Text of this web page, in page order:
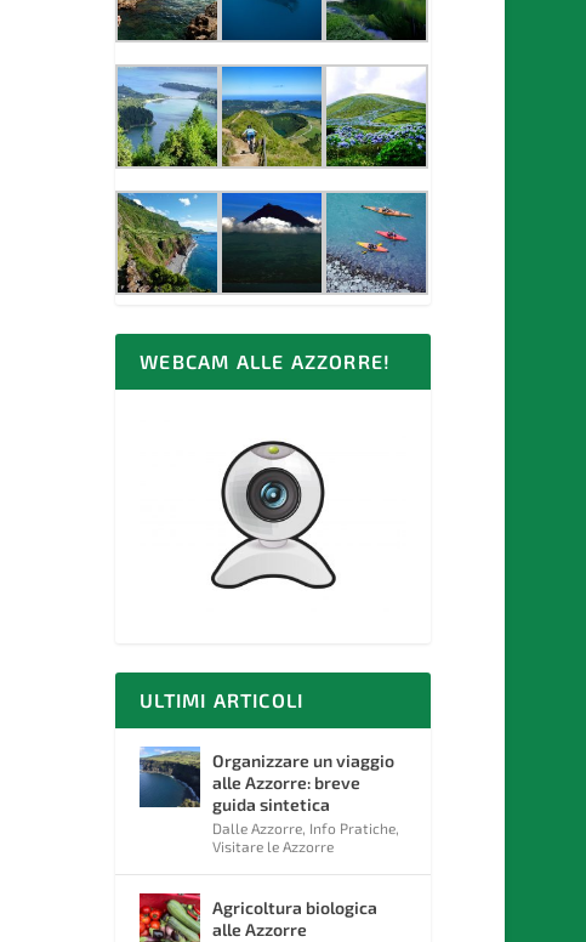
WEBCAM ALLE AZZORRE!
ULTIMI ARTICOLI
Organizzare un viaggio
alle Azzorre: breve
guida sintetica
Dalle Azzorre, Info Pratiche,
Visitare le Azzorre
Agricoltura biologica
alle Azzorre